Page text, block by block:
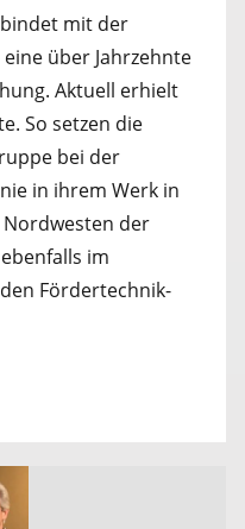
mit der
über Jahrzehnte
Aktuell erhielt
So setzen die
bei der
in ihrem Werk in
Nordwesten der
im
Fördertechnik-